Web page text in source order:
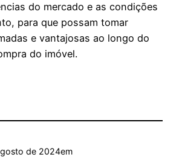
do mercado e as condições
para que possam tomar
e vantajosas ao longo do
do imóvel.
de 2024em